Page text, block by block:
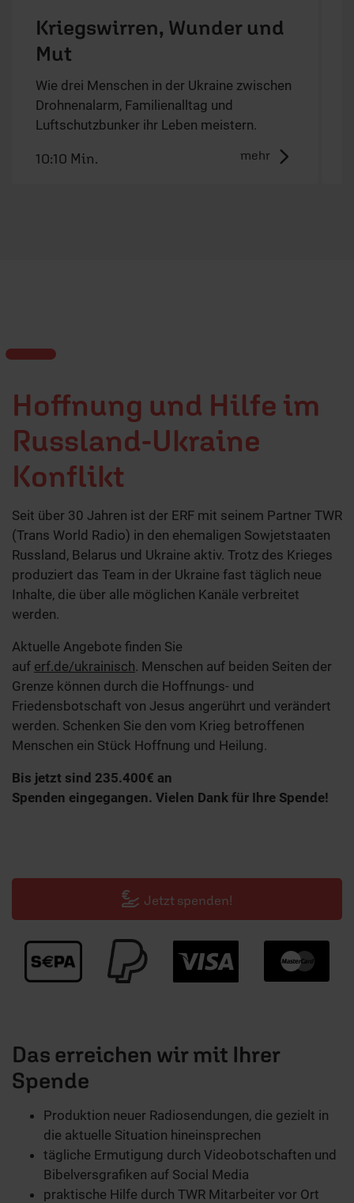
Kriegswirren, Wunder und
Mut
Wie drei Menschen in der Ukraine zwischen
Drohnenalarm, Familienalltag und
Luftschutzbunker ihr Leben meistern.
mehr
10:10 Min.
Hoffnung und Hilfe im
Russland-Ukraine
Konflikt
Seit über 30 Jahren ist der ERF mit seinem Partner TWR
(Trans World Radio) in den ehemaligen Sowjetstaaten
Russland, Belarus und Ukraine aktiv. Trotz des Krieges
produziert das Team in der Ukraine fast täglich neue
Inhalte, die über alle möglichen Kanäle verbreitet
werden.
Aktuelle Angebote finden Sie
auf erf.de/ukrainisch. Menschen auf beiden Seiten der
Grenze können durch die Hoffnungs- und
Friedensbotschaft von Jesus angerührt und verändert
werden. Schenken Sie den vom Krieg betroffenen
Menschen ein Stück Hoffnung und Heilung.
Bis jetzt sind 235.400€ an
Spenden eingegangen. Vielen Dank für Ihre Spende!
Jetzt spenden!
Das erreichen wir mit Ihrer
Spende
Produktion neuer Radiosendungen, die gezielt in
die aktuelle Situation hineinsprechen
tägliche Ermutigung durch Videobotschaften und
Bibelversgrafiken auf Social Media
praktische Hilfe durch TWR Mitarbeiter vor Ort